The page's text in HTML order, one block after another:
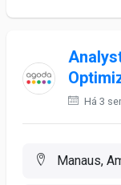
Há 3
Manaus,